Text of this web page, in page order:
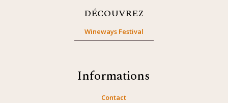
DÉCOUVREZ
Wineways Festival
Informations
Contact